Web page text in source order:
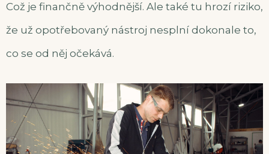
Což je finančně výhodnější. Ale také tu hrozí riziko,
že už opotřebovaný nástroj nesplní dokonale to,
co se od něj očekává.